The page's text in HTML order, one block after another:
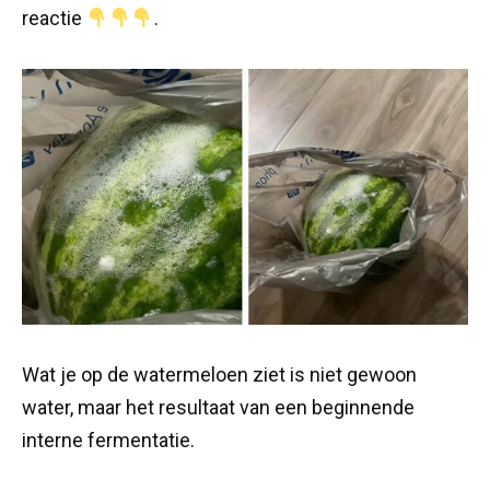
reactie
.
Wat je op de watermeloen ziet is niet gewoon
water, maar het resultaat van een beginnende
interne fermentatie.